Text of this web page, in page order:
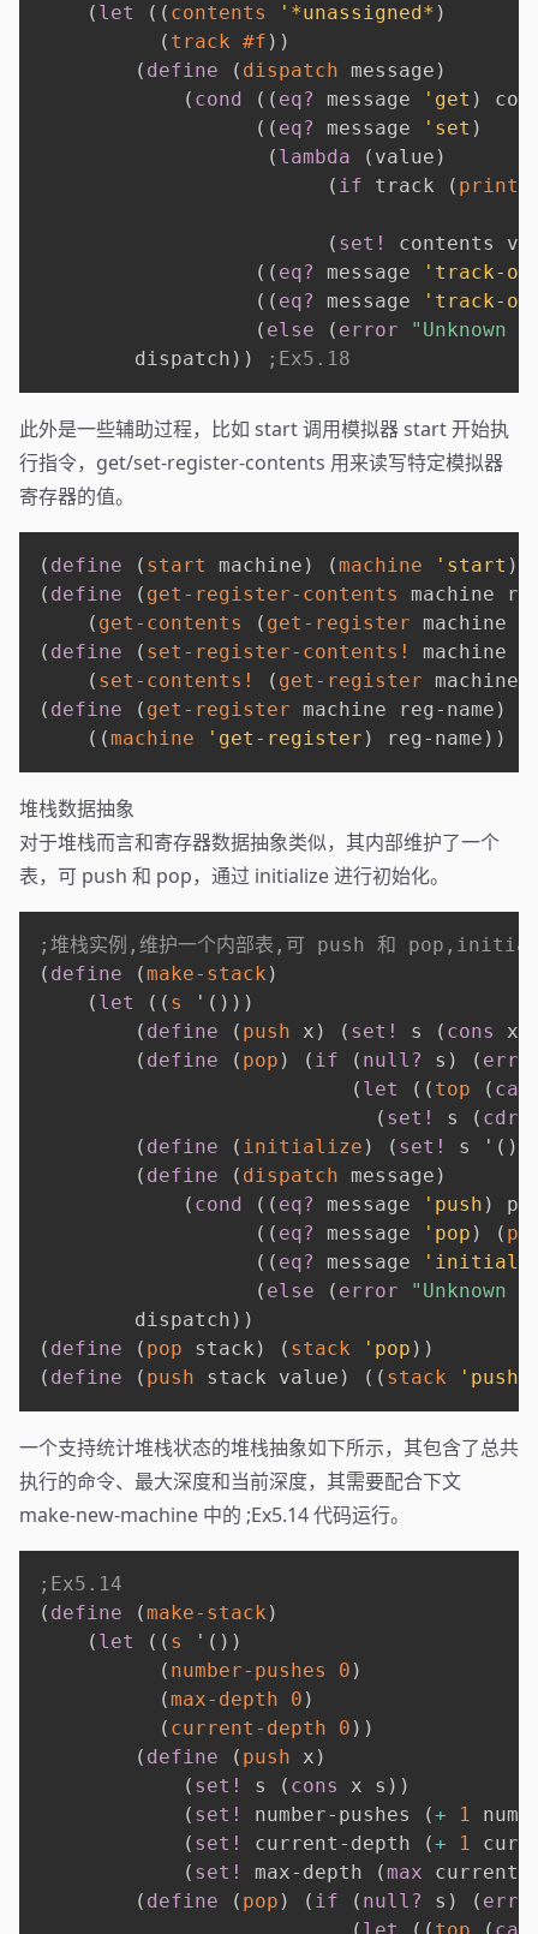
( let ( ( contents '*unassigned* )
( track #f ) )
( define ( dispatch message )
( cond ( ( eq? message 'get )
( ( eq? message 'set )
( lambda ( value )
( if track ( printf
( set!
contents
( ( eq? message 'track-on
( ( eq? message
'track-
( else ( error
"Unknown
        dispatch
) ) ;Ex5.18
此外是一些辅助过程，比如 start 调用模拟器 start 开始执
行指令，get/set-register-contents 用来读写特定模拟器
寄存器的值。
( define ( start machine ) (machine 'start )
( define ( get-register-contents
machine
( get-contents ( get-register machine
( define ( set-register-contents!
machine
( set-contents! ( get-register machine
( define ( get-register machine reg-name )
( (machine 'get-register ) reg-name ) )
堆栈数据抽象
对于堆栈而言和寄存器数据抽象类似，其内部维护了一个
表，可 push 和 pop，通过 initialize 进行初始化。
;堆栈实例,维护一个内部表,可 push 和
( define (make-stack )
( let ( ( s ' ( ) ) )
( define ( push x ) ( set! s ( cons
x
( define ( pop ) ( if ( null? s ) (
( let ( ( top ( car
( set! s ( cdr
( define ( initialize ) ( set! s ' ( )
( define ( dispatch message )
( cond ( ( eq? message 'push )
( ( eq? message 'pop ) (
( ( eq? message
( else ( error
"Unknown
        dispatch
) )
( define ( pop stack ) ( stack 'pop ) )
( define ( push stack value ) ( ( stack 'push
一个支持统计堆栈状态的堆栈抽象如下所示，其包含了总共
执行的命令、最大深度和当前深度，其需要配合下文
make-new-machine 中的 ;Ex5.14 代码运行。
;Ex5.14
( define (make-stack )
( let ( ( s ' ( ) )
( number-pushes 0 )
(max-depth 0 )
( current-depth 0 ) )
( define ( push x )
( set! s ( cons x s ) )
( set! number-pushes (+ 1
( set! current-depth (+ 1
( set! max-depth ( max current-
( define ( pop ) ( if ( null? s ) (